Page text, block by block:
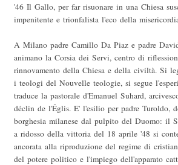
'46 Il Gallo, per far risuonare in una Chiesa
impenitente e trionfalista l'eco della
A Milano padre Camillo Da Piaz e padre
animano la Corsia dei Servi, centro di
rinnovamento della Chiesa e della civiltà. Si
i teologi del Nouvelle teologie, si segue
traduce la pastorale d'Emanuel Suhard,
déclin de l'Églis. E' l'esilio per padre Turoldo,
borghesia milanese dal pulpito del Duomo: il
a ridosso della vittoria del 18 aprile '48 si
ancorata alla riproduzione del regime di
del potere politico e l'impiego dell'apparato